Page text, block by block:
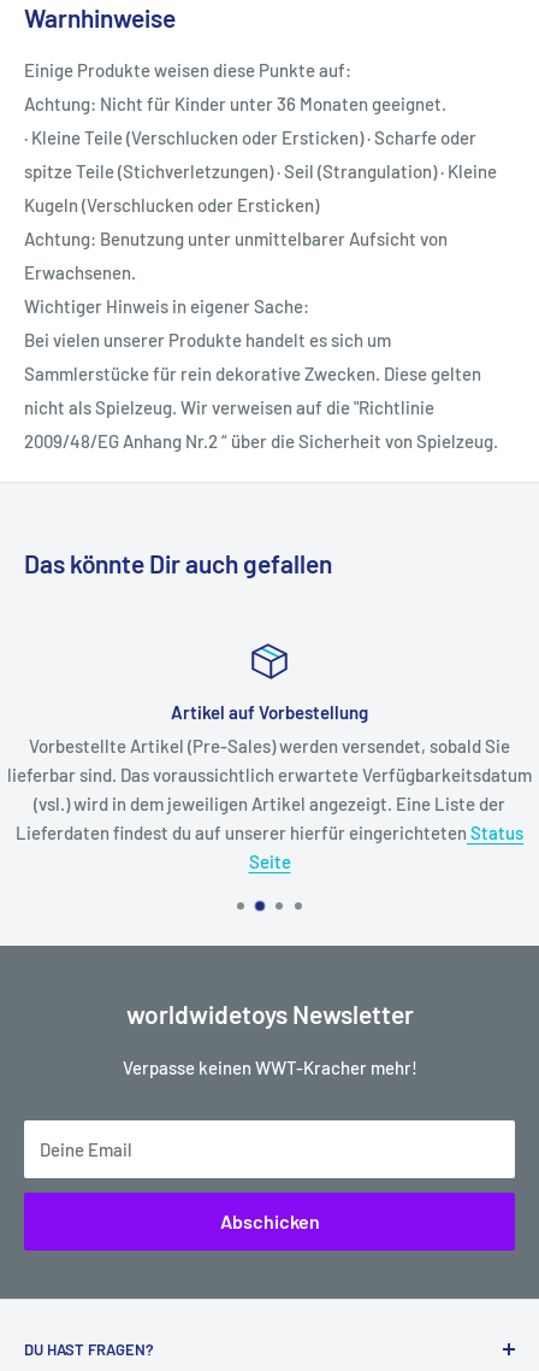
Warnhinweise
Einige Produkte weisen diese Punkte auf:
Achtung: Nicht für Kinder unter 36 Monaten geeignet.
· Kleine Teile (Verschlucken oder Ersticken) · Scharfe oder
spitze Teile (Stichverletzungen) · Seil (Strangulation) · Kleine
Kugeln (Verschlucken oder Ersticken)
Achtung: Benutzung unter unmittelbarer Aufsicht von
Erwachsenen.
Wichtiger Hinweis in eigener Sache:
Bei vielen unserer Produkte handelt es sich um
Sammlerstücke für rein dekorative Zwecken. Diese gelten
nicht als Spielzeug. Wir verweisen auf die "Richtlinie
2009/48/EG Anhang Nr.2 “ über die Sicherheit von Spielzeug.
Das könnte Dir auch gefallen
Artikel auf Vorbestellung
Vorbestellte Artikel (Pre-Sales) werden versendet, sobald Sie
lieferbar sind. Das voraussichtlich erwartete Verfügbarkeitsdatum
(vsl.) wird in dem jeweiligen Artikel angezeigt. Eine Liste der
Lieferdaten findest du auf unserer hierfür eingerichteten Status
Seite
worldwidetoys Newsletter
Verpasse keinen WWT-Kracher mehr!
Deine Email
Abschicken
DU HAST FRAGEN?